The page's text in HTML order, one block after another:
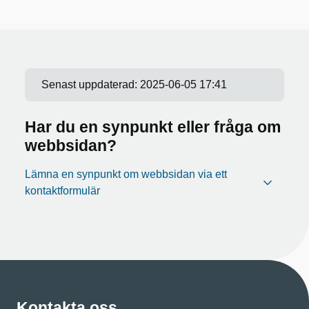
Senast uppdaterad: 2025-06-05 17:41
Har du en synpunkt eller fråga om
webbsidan?
Lämna en synpunkt om webbsidan via ett
kontaktformulär